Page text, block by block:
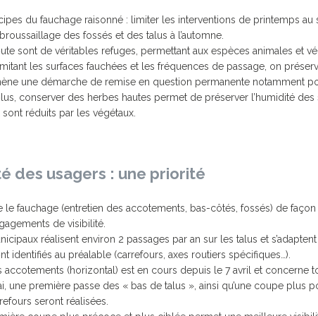
MEERBUSCH
JUMELAGE SPORTIF
FOUESNANT-MEERBUSCH
JOURS DE MARCHÉ
HANDICAP
CAPITAINERIE
ÉLECTRICITÉ / GAZ
ASSAINISSEMENT
QUELQUES BONS GESTES
POUR LA PLANÈTE
LA MAIRIE RECRUTE
du fauchage raisonné : limiter les interventions de printemps
des fossés et des talus à l’automne.
sont de véritables refuges, permettant aux espèces animales et
les surfaces fauchées et les fréquences de passage, on
une démarche de remise en question permanente notamment
conserver des herbes hautes permet de préserver l’humidité
réduits par les végétaux.
des usagers : une priorité
le fauchage (entretien des accotements, bas-côtés, fossés) de
de visibilité.
réalisent environ 2 passages par an sur les talus et
identifiés au préalable (carrefours, axes routiers spécifiques…).
accotements (horizontal) est en cours depuis le 7 avril et concerne
une première passe des « bas de talus », ainsi qu’une coupe
seront réalisées.